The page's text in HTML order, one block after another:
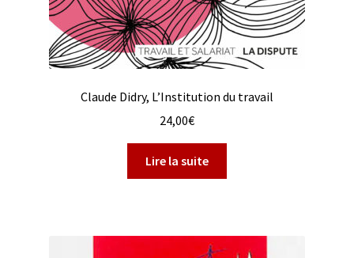
Claude Didry, L’Institution du travail
24,00€
Lire la suite